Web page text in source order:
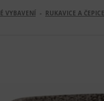
VYBAVENÍ - RUKAVICE A ČEPICE